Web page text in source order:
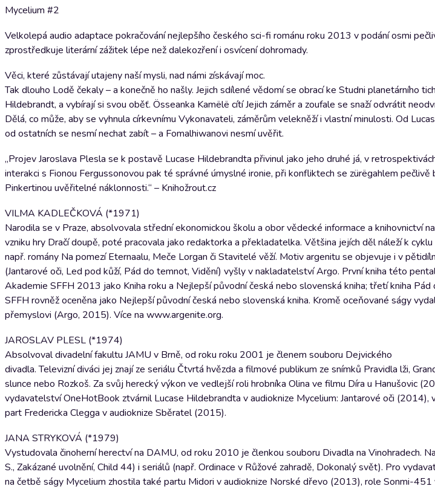
Mycelium #2
Velkolepá audio adaptace pokračování nejlepšího českého sci-fi románu roku 2013 v podání osmi
zprostředkuje literární zážitek lépe než dalekozření i osvícení dohromady.
Věci, které zůstávají utajeny naší mysli, nad námi získávají moc.
Tak dlouho Lodě čekaly – a konečně ho našly. Jejich sdílené vědomí se obrací ke Studni planetárního
Hildebrandt, a vybírají si svou oběť. Össeanka Kamëlë cítí Jejich záměr a zoufale se snaží odvrátit
Dělá, co může, aby se vyhnula církevnímu Vykonavateli, záměrům velekněží i vlastní minulosti. Od
od ostatních se nesmí nechat zabít – a Fomalhiwanovi nesmí uvěřit.
„Projev Jaroslava Plesla se k postavě Lucase Hildebrandta přivinul jako jeho druhé já, v
interakci s Fionou Fergussonovou pak té správné úmyslné ironie, při konfliktech se zürëgahlem
Pinkertinou uvěřitelné náklonnosti.“ – Knihožrout.cz
VILMA KADLEČKOVÁ (*1971)
Narodila se v Praze, absolvovala střední ekonomickou školu a obor vědecké informace a knihovnictví
vzniku hry Dračí doupě, poté pracovala jako redaktorka a překladatelka. Většina jejích děl náleží k
např. romány Na pomezí Eternaalu, Meče Lorgan či Stavitelé věží. Motiv argenitu se objevuje i v
(Jantarové oči, Led pod kůží, Pád do temnot, Vidění) vyšly v nakladatelství Argo. První kniha této
Akademie SFFH 2013 jako Kniha roku a Nejlepší původní česká nebo slovenská kniha; třetí kniha
SFFH rovněž oceněna jako Nejlepší původní česká nebo slovenská kniha. Kromě oceňované ságy
přemyslovi (Argo, 2015). Více na www.argenite.org.
JAROSLAV PLESL (*1974)
Absolvoval divadelní fakultu JAMU v Brně, od roku roku 2001 je členem souboru Dejvického
divadla. Televizní diváci jej znají ze seriálu Čtvrtá hvězda a filmové publikum ze snímků Pravidla lži,
slunce nebo Rozkoš. Za svůj herecký výkon ve vedlejší roli hrobníka Olina ve filmu Díra u Hanušovic
vydavatelství OneHotBook ztvárnil Lucase Hildebrandta v audioknize Mycelium: Jantarové oči (2014),
part Fredericka Clegga v audioknize Sběratel (2015).
JANA STRYKOVÁ (*1979)
Vystudovala činoherní herectví na DAMU, od roku 2010 je členkou souboru Divadla na Vinohradech.
S., Zakázané uvolnění, Child 44) i seriálů (např. Ordinace v Růžové zahradě, Dokonalý svět). Pro
na četbě ságy Mycelium zhostila také partu Midori v audioknize Norské dřevo (2013), role Sonmi-